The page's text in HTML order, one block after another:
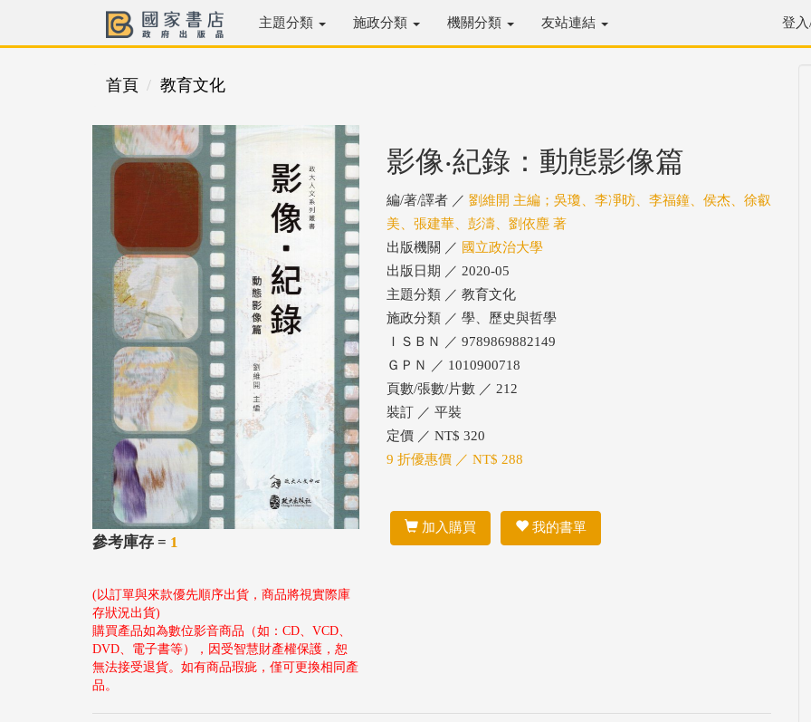
主題分類 施政分類 機關分類 友站連結 登
首頁 教育文化
參考庫存 = 1
(以訂單與來款優先順序出貨，商品將視實際庫
存狀況出貨)
購買產品如為數位影音商品（如：CD、VCD、
DVD、電子書等），因受智慧財產權保護，恕
無法接受退貨。如有商品瑕疵，僅可更換相同產
品。
影像‧紀錄：動態影像篇
編/著/譯者 ／ 劉維開 主編；吳瓊、李凈昉、李福鐘、侯杰、徐叡
美、張建華、彭濤、劉依塵 著
出版機關 ／ 國立政治大學
出版日期 ／ 2020-05
主題分類 ／ 教育文化
施政分類 ／ 學、歷史與哲學
ＩＳＢＮ ／ 9789869882149
ＧＰＮ ／ 1010900718
頁數/張數/片數 ／ 212
裝訂 ／ 平裝
定價 ／ NT$ 320
9 折優惠價 ／ NT$ 288
加入購買 我的書單